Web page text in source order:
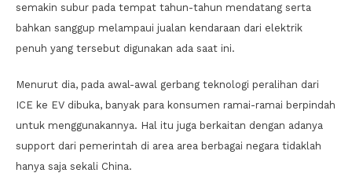
semakin subur pada tempat tahun-tahun mendatang serta
bahkan sanggup melampaui jualan kendaraan dari elektrik
penuh yang tersebut digunakan ada saat ini.
Menurut dia, pada awal-awal gerbang teknologi peralihan dari
ICE ke EV dibuka, banyak para konsumen ramai-ramai berpindah
untuk menggunakannya. Hal itu juga berkaitan dengan adanya
support dari pemerintah di area area berbagai negara tidaklah
hanya saja sekali China.